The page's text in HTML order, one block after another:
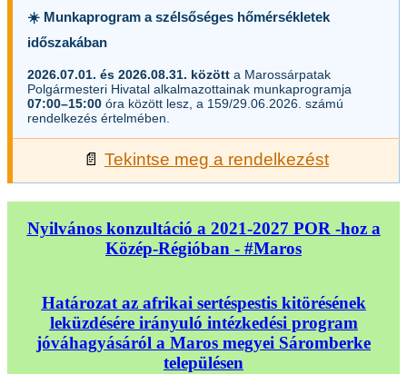
☀️ Munkaprogram a szélsőséges hőmérsékletek
időszakában
2026.07.01. és 2026.08.31. között a Marossárpatak
Polgármesteri Hivatal alkalmazottainak munkaprogramja
07:00–15:00 óra között lesz, a 159/29.06.2026. számú
rendelkezés értelmében.
📄 Tekintse meg a rendelkezést
Nyilvános konzultáció a 2021-2027 POR -hoz a
Közép-Régióban - #Maros
Határozat az afrikai sertéspestis kitörésének
leküzdésére irányuló intézkedési program
jóváhagyásáról a Maros megyei Sáromberke
településen